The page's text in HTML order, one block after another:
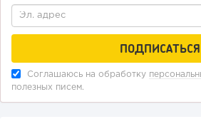
Соглашаюсь на обработку
полезных писем.